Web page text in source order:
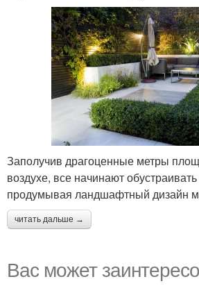
Заполучив драгоценные метры
воздухе, все начинают
продумывая ландшафтный дизайн
читать дальше →
Вас может